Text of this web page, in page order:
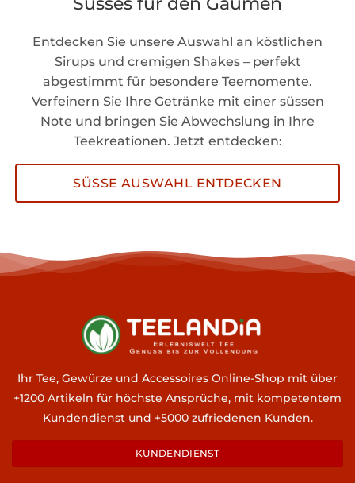
Entdecken Sie unsere Auswahl an köstlichen
Sirups und cremigen Shakes – perfekt
abgestimmt für besondere Teemomente.
Verfeinern Sie Ihre Getränke mit einer süssen
Note und bringen Sie Abwechslung in Ihre
Teekreationen. Jetzt entdecken:
SÜSSE AUSWAHL ENTDECKEN
Ihr Tee, Gewürze und Accessoires Online-Shop mit über
+1200 Artikeln für höchste Ansprüche, mit kompetentem
Kundendienst und +5000 zufriedenen Kunden.
KUNDENDIENST